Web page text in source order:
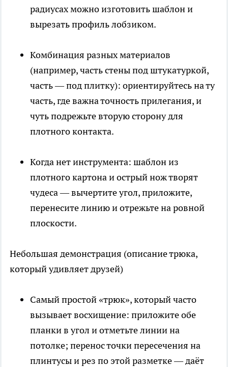
радиусах можно изготовить шаблон и
вырезать профиль лобзиком.
Комбинация разных материалов
(например, часть стены под штукатуркой,
часть — под плитку): ориентируйтесь на ту
часть, где важна точность прилегания, и
чуть подрежьте вторую сторону для
плотного контакта.
Когда нет инструмента: шаблон из
плотного картона и острый нож творят
чудеса — вычертите угол, приложите,
перенесите линию и отрежьте на ровной
плоскости.
Небольшая демонстрация (описание трюка,
который удивляет друзей)
Самый простой «трюк», который часто
вызывает восхищение: приложите обе
планки в угол и отметьте линии на
потолке; перенос точки пересечения на
плинтусы и рез по этой разметке — даёт